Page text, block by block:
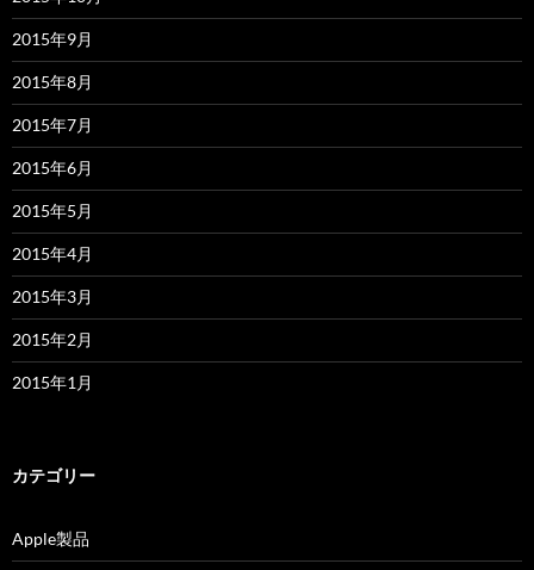
2015年9月
2015年8月
2015年7月
2015年6月
2015年5月
2015年4月
2015年3月
2015年2月
2015年1月
カテゴリー
Apple製品